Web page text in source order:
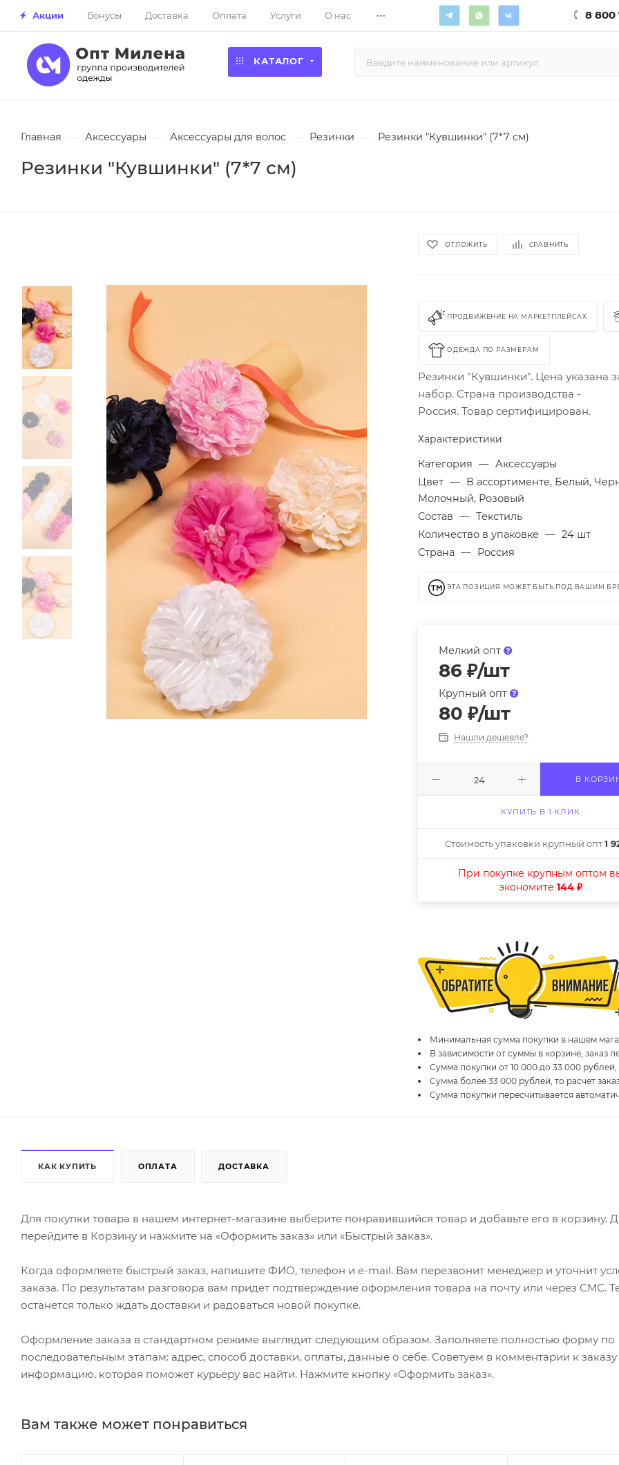
Акции Бонусы Доставка Оплата Услуги О нас ... 8 800
КАТАЛОГ
Главная — Аксессуары — Аксессуары для волос — Резинки — Резинки "Кувшинки" (7*7 см)
Резинки "Кувшинки" (7*7 см)
ОТЛОЖИТЬ СРАВНИТЬ
ПРОДВИЖЕНИЕ НА МАРКЕТПЛЕЙСАХ
ОДЕЖДА ПО РАЗМЕРАМ
Резинки "Кувшинки". Цена указана
набор. Страна производства -
Россия. Товар сертифицирован.
Характеристики
Категория — Аксессуары
Цвет — В ассортименте, Белый,
Молочный, Розовый
Состав — Текстиль
Количество в упаковке — 24 шт
Страна — Россия
ЭТА ПОЗИЦИЯ МОЖЕТ БЫТЬ ПОД ВАШИМ
Мелкий опт
86 ₽/шт
Крупный опт
80 ₽/шт
Нашли дешевле?
В
КУПИТЬ В 1 КЛИК
Стоимость упаковки крупный опт1
При покупке крупным оптом
экономите 144 ₽
Минимальная сумма покупки в нашем
В зависимости от суммы в корзине, заказ
Сумма покупки от 10 000 до 33 000 рублей,
Сумма более 33 000 рублей, то расчет
Сумма покупки пересчитывается
КАК КУПИТЬ ОПЛАТА ДОСТАВКА
Для покупки товара в нашем интернет-магазине выберите понравившийся товар и добавьте его в корзину.
перейдите в Корзину и нажмите на «Оформить заказ» или «Быстрый заказ».
Когда оформляете быстрый заказ, напишите ФИО, телефон и e-mail. Вам перезвонит менеджер и уточнит
заказа. По результатам разговора вам придет подтверждение оформления товара на почту или через СМС.
останется только ждать доставки и радоваться новой покупке.
Оформление заказа в стандартном режиме выглядит следующим образом. Заполняете полностью форму по
последовательным этапам: адрес, способ доставки, оплаты, данные о себе. Советуем в комментарии к заказу
информацию, которая поможет курьеру вас найти. Нажмите кнопку «Оформить заказ».
Вам также может понравиться